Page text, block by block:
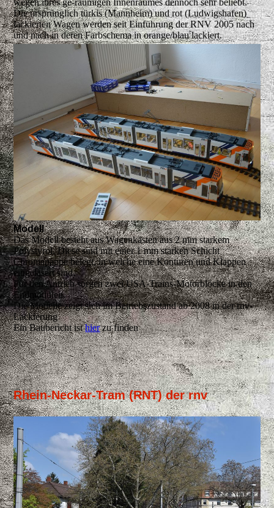
wegen ihres ge-räumigen Innenraumes dennoch sehr beliebt.
Die ursprünglich türkis (Mannheim) und rot (Ludwigshafen)
lackierten Wagen werden seit Einführung der RNV 2005 nach
und nach in deren Farbschema in orange/blau lackiert.
Modell
Das Modell besteht aus Wagenkästen aus 2 mm starkem
Polystyrol. Diese sind mit einer 1 mm starken Schicht
Chromapappe belegt, in welche eine Konturen und Klappen
eingelasert sind.
Für den Antrieb sorgen zwei USA-Trains-Motorblöcke in den
Endmodulen.
Die Modelle zeigt sich im Betriebszustand ab 2008 in der rnv-
Lackierung
Ein Baubericht isthierzu finden
Rhein-Neckar-Tram (RNT) der rnv